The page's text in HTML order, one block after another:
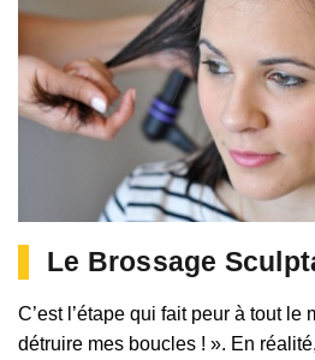
Le Brossage
C’est l’étape qui fait peur à tout le
détruire mes boucles ! ». En